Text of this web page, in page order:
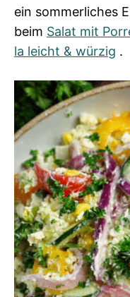
ein sommerliches
beim Salat mit
la leicht & würzig .